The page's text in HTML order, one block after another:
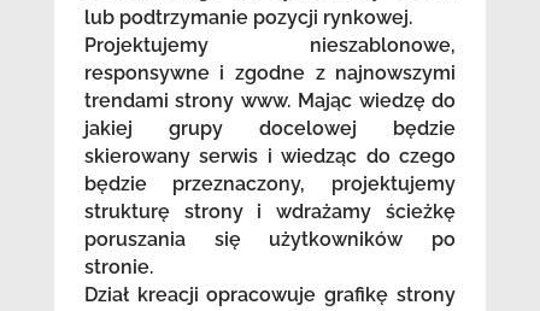
lub podtrzymanie pozycji rynkowej.
Projektujemy nieszablonowe,
responsywne i zgodne z najnowszymi
trendami strony www. Mając wiedzę do
jakiej grupy docelowej będzie
skierowany serwis i wiedząc do czego
będzie przeznaczony, projektujemy
strukturę strony i wdrażamy ścieżkę
poruszania się użytkowników po
stronie.
Dział kreacji opracowuje grafikę strony